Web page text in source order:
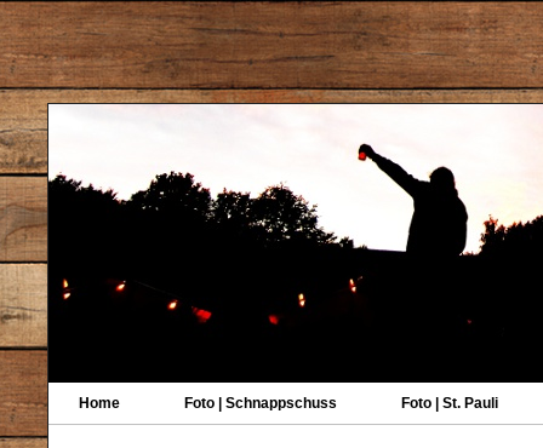
Home Foto | Schnappschuss Foto | St. Pauli